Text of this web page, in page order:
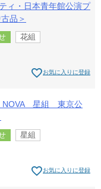
・日本青年館公演プ
品＞
花組
お気に入りに登録
NOVA 星組 東京公
星組
お気に入りに登録